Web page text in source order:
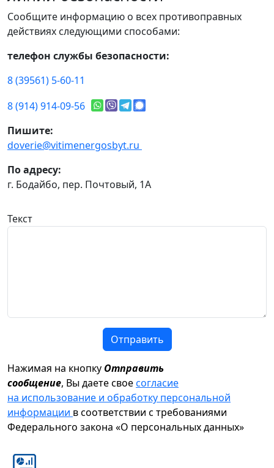
Сообщите информацию о всех противоправных
действиях следующими способами:
телефон службы безопасности:
8 (39561) 5-60-11
8 (914) 914-09-56
Пишите:
doverie@vitimenergosbyt.ru
По адресу:
г. Бодайбо, пер. Почтовый, 1А
Текст
Отправить
Нажимая на кнопку Отправить
сообщение, Вы даете своесогласие
на использование и обработку персональной
информации в соответствии с требованиями
Федерального закона «О персональных данных»